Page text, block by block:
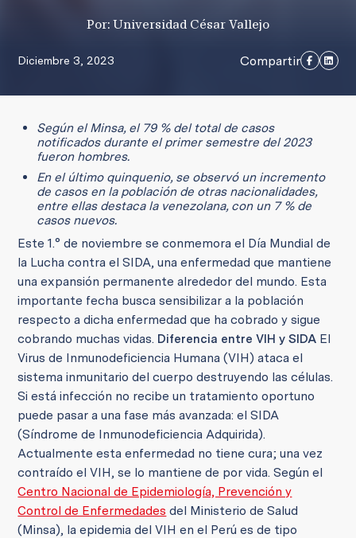
Por: Universidad César Vallejo
Diciembre 3, 2023 Compartir
Según el Minsa, el 79 % del total de casos
notificados durante el primer semestre del 2023
fueron hombres.
En el último quinquenio, se observó un incremento
de casos en la población de otras nacionalidades,
entre ellas destaca la venezolana, con un 7 % de
casos nuevos.
Este 1.° de noviembre se conmemora el Día Mundial de
la Lucha contra el SIDA, una enfermedad que mantiene
una expansión permanente alrededor del mundo. Esta
importante fecha busca sensibilizar a la población
respecto a dicha enfermedad que ha cobrado y sigue
cobrando muchas vidas. Diferencia entre VIH y SIDA El
Virus de Inmunodeficiencia Humana (VIH) ataca el
sistema inmunitario del cuerpo destruyendo las células.
Si está infección no recibe un tratamiento oportuno
puede pasar a una fase más avanzada: el SIDA
(Síndrome de Inmunodeficiencia Adquirida).
Actualmente esta enfermedad no tiene cura; una vez
contraído el VIH, se lo mantiene de por vida. Según el
Centro Nacional de Epidemiología, Prevención y
Control de Enfermedades del Ministerio de Salud
(Minsa), la epidemia del VIH en el Perú es de tipo